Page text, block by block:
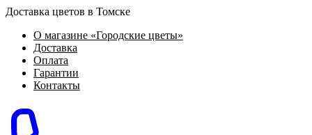
Доставка цветов в Томске
О магазине «Городские цветы»
Доставка
Оплата
Гарантии
Контакты